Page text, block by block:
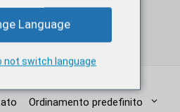
Ordinamento predefinito
Language
not switch language